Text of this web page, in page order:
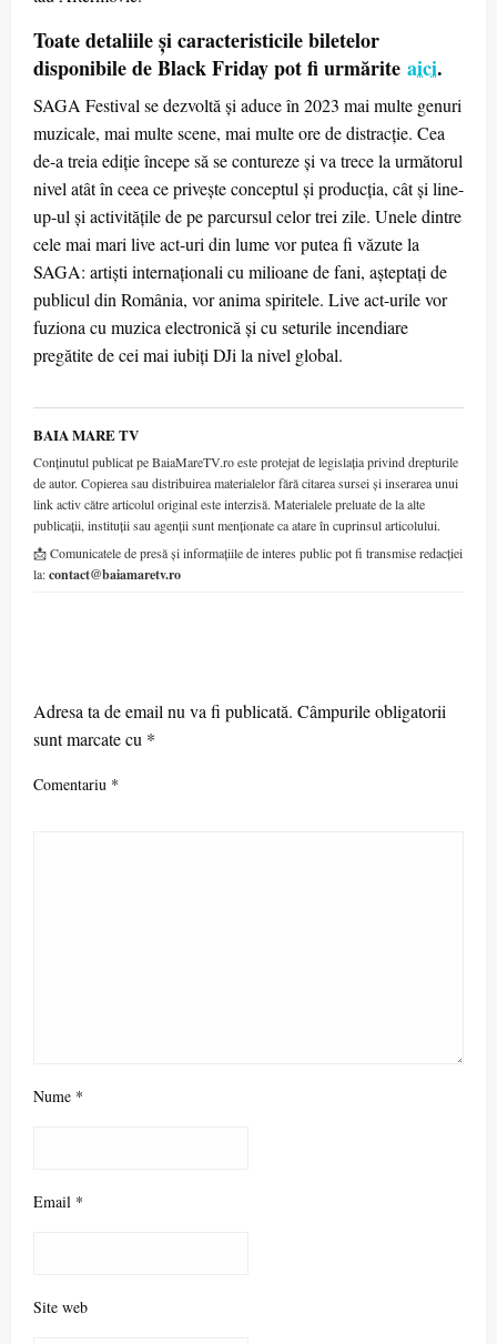
Toate detaliile și caracteristicile biletelor
disponibile de Black Friday pot fi urmărite aici.
SAGA Festival se dezvoltă și aduce în 2023 mai multe genuri
muzicale, mai multe scene, mai multe ore de distracție. Cea
de-a treia ediție începe să se contureze și va trece la următorul
nivel atât în ceea ce privește conceptul și producția, cât și line-
up-ul și activitățile de pe parcursul celor trei zile. Unele dintre
cele mai mari live act-uri din lume vor putea fi văzute la
SAGA: artiști internaționali cu milioane de fani, așteptați de
publicul din România, vor anima spiritele. Live act-urile vor
fuziona cu muzica electronică și cu seturile incendiare
pregătite de cei mai iubiți DJi la nivel global.
BAIA MARE TV
Conținutul publicat pe BaiaMareTV.ro este protejat de legislația privind drepturile
de autor. Copierea sau distribuirea materialelor fără citarea sursei și inserarea unui
link activ către articolul original este interzisă. Materialele preluate de la alte
publicații, instituții sau agenții sunt menționate ca atare în cuprinsul articolului.
📩 Comunicatele de presă și informațiile de interes public pot fi transmise redacției
la:contact@baiamaretv.ro
Adresa ta de email nu va fi publicată. Câmpurile obligatorii
sunt marcate cu *
Comentariu *
Nume *
Email *
Site web